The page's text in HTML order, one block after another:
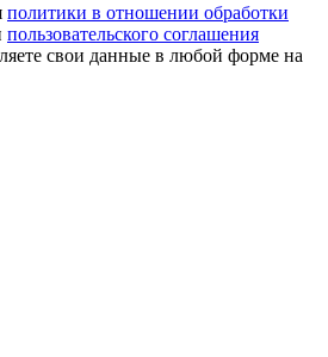
политики в отношении обработки
пользовательского соглашения
свои данные в любой форме на